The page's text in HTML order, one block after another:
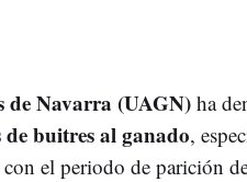
de Navarra (UAGN)ha
buitres al ganado,
el periodo de parición